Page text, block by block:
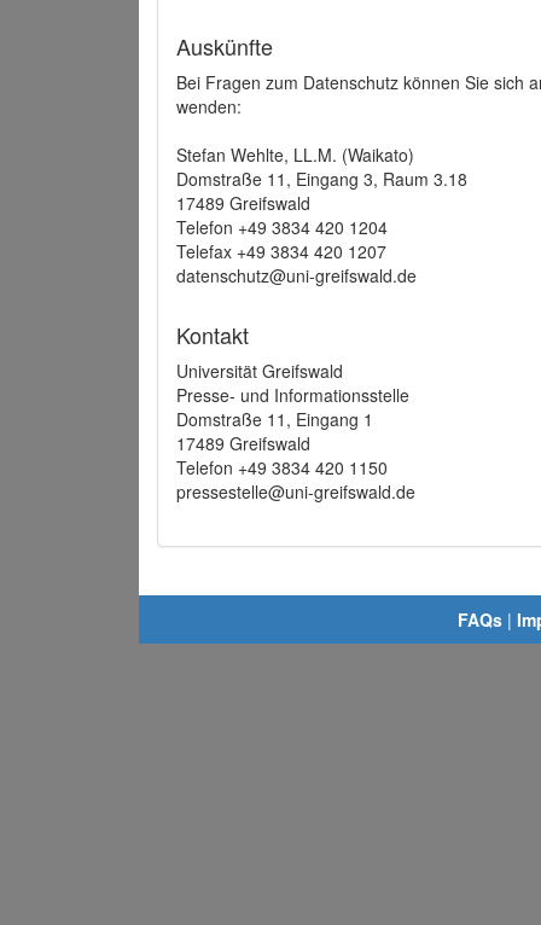
Auskünfte
Bei Fragen zum Datenschutz können Sie sich
wenden:
Stefan Wehlte, LL.M. (Waikato)
Domstraße 11, Eingang 3, Raum 3.18
17489 Greifswald
Telefon +49 3834 420 1204
Telefax +49 3834 420 1207
datenschutz@uni-greifswald.de
Kontakt
Universität Greifswald
Presse- und Informationsstelle
Domstraße 11, Eingang 1
17489 Greifswald
Telefon +49 3834 420 1150
pressestelle@uni-greifswald.de
FAQs |